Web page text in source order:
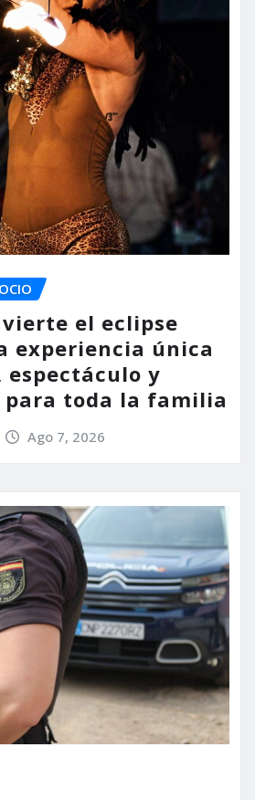
OCIO
el eclipse
experiencia única
espectáculo y
toda la familia
Ago 7, 2026